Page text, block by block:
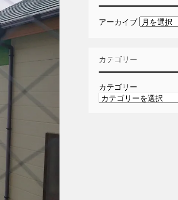
アーカイブ
カテゴリー
カテゴリー